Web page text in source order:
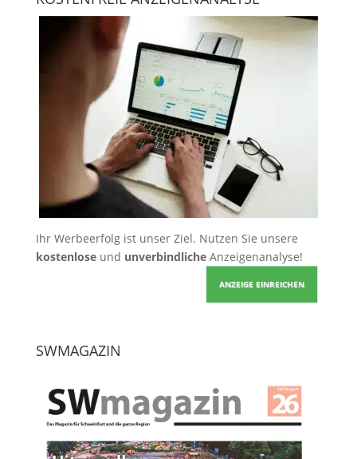
Ihr Werbeerfolg ist unser Ziel. Nutzen Sie unsere
kostenloseund unverbindlicheAnzeigenanalyse!
ANZEIGE EINREICHEN
SWMAGAZIN